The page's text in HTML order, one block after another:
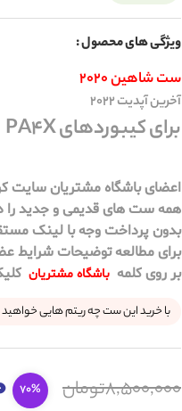
ویژگی های محصول :
ست شاهین 2020
آخرین آپدیت 20 22
برای کیبوردهای PA4X
اعضای باشگاه مشتریان سایت
همه ست های قدیمی و جدید را
بدون پرداخت وجه با لینک
برای مطالعه توضیحات شرایط
بر روی کلمه باشگاه مشتریان
با خرید این ست چه ریتم هایی
8,500,000تومان 70%